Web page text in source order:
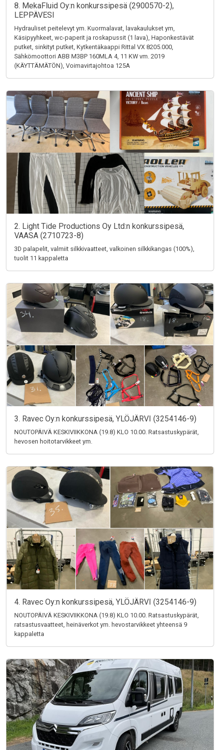
8. MekaFluid Oy:n konkurssipesä (2900570-2),
LEPPÄVESI
Hydrauliset peitelevyt ym. Kuormalavat, lavakaulukset ym,
Käsipyyhkeet, wc-paperit ja roskapussit (1 lava), Haponkestävät
putket, sinkityt putket, Kytkentäkaappi Rittal VX 8205.000,
Sähkömoottori ABB M3BP 160MLA 4, 11 KW vm. 2019
(KÄYTTÄMÄTÖN), Voimavirtajohtoa 125A
2. Light Tide Productions Oy Ltd:n konkurssipesä,
VAASA (2710723-8)
3D palapelit, valmiit silkkivaatteet, valkoinen silkkikangas (100%),
tuolit 11 kappaletta
3. Ravec Oy:n konkurssipesä, YLÖJÄRVI (3254146-9)
NOUTOPÄIVÄ KESKIVIIKKONA (19.8) KLO 10.00. Ratsastuskypärät,
hevosen hoitotarvikkeet ym.
4. Ravec Oy:n konkurssipesä, YLÖJÄRVI (3254146-9)
NOUTOPÄIVÄ KESKIVIIKKONA (19.8) KLO 10.00. Ratsastuskypärät,
ratsastusvaatteet, heinäverkot ym. hevostarvikkeet yhteensä 9
kappaletta